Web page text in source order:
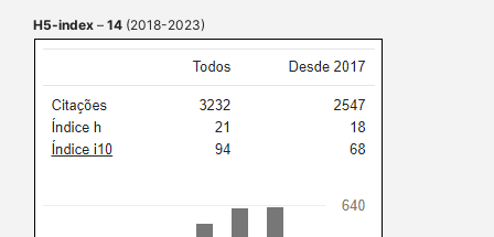
H5-index – 14 (2018-2023)